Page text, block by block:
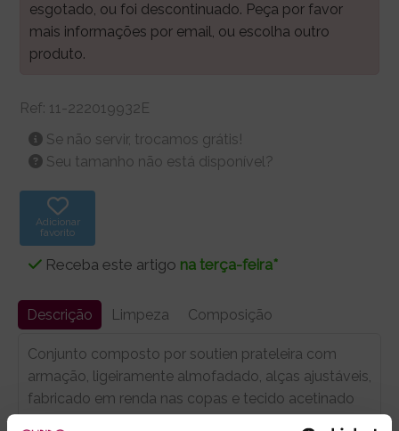
esgotado, ou foi descontinuado. Peça por favor
mais informações por email, ou escolha outro
produto.
Ref: 11-222019932E
Se não servir, trocamos grátis!
Seu tamanho não está disponível?
Adicionar
favorito
Receba este artigo na terça-feira*
Descrição Limpeza Composição
Conjunto composto por soutien prateleira com
armação, ligeiramente almofadado, alças ajustáveis,
fabricado em renda nas copas e tecido acetinado